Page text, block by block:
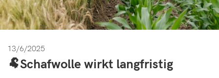
13/6/2025
🐏Schafwolle wirkt langfristig